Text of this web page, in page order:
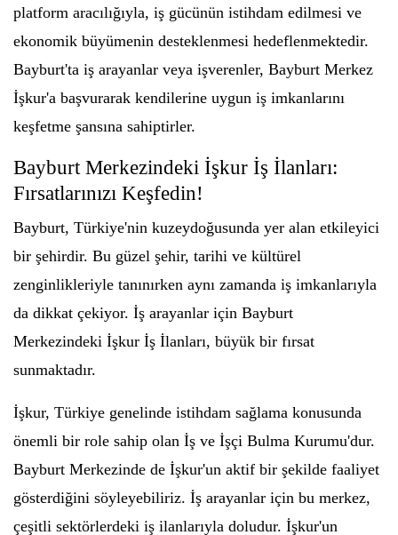
platform aracılığıyla, iş gücünün istihdam edilmesi ve
ekonomik büyümenin desteklenmesi hedeflenmektedir.
Bayburt'ta iş arayanlar veya işverenler, Bayburt Merkez
İşkur'a başvurarak kendilerine uygun iş imkanlarını
keşfetme şansına sahiptirler.
Bayburt Merkezindeki İşkur İş İlanları:
Fırsatlarınızı Keşfedin!
Bayburt, Türkiye'nin kuzeydoğusunda yer alan etkileyici
bir şehirdir. Bu güzel şehir, tarihi ve kültürel
zenginlikleriyle tanınırken aynı zamanda iş imkanlarıyla
da dikkat çekiyor. İş arayanlar için Bayburt
Merkezindeki İşkur İş İlanları, büyük bir fırsat
sunmaktadır.
İşkur, Türkiye genelinde istihdam sağlama konusunda
önemli bir role sahip olan İş ve İşçi Bulma Kurumu'dur.
Bayburt Merkezinde de İşkur'un aktif bir şekilde faaliyet
gösterdiğini söyleyebiliriz. İş arayanlar için bu merkez,
çeşitli sektörlerdeki iş ilanlarıyla doludur. İşkur'un